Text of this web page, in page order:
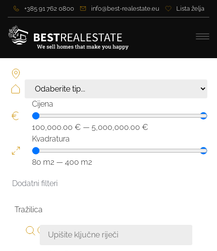
+385 91 762 0800 info@best-realestate.eu Lista želja
Cijena
100,000.00 € —5,000,000.00 €
Kvadratura
80 m2 —400 m2
Dodatni filteri
Tražilica